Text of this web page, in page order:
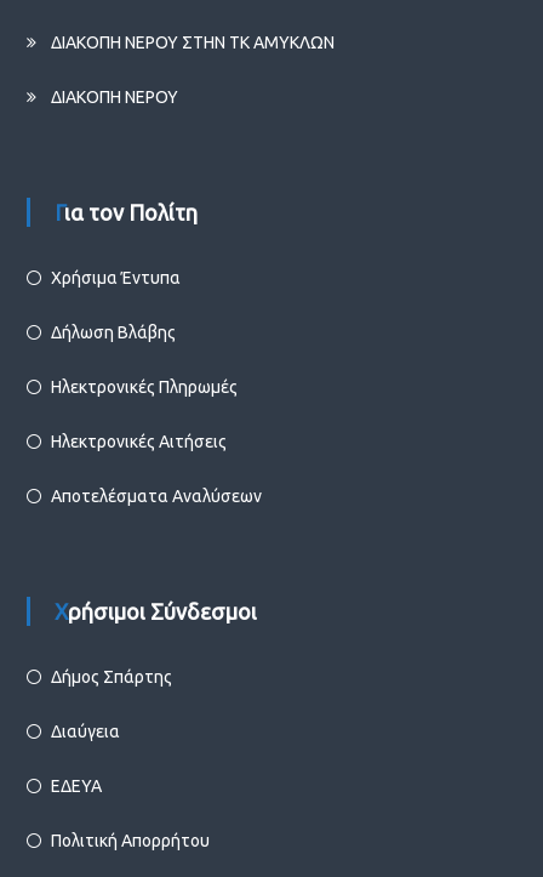
ΔΙΑΚΟΠΗ ΝΕΡΟΥ ΣΤΗΝ ΤΚ ΑΜΥΚΛΩΝ
ΔΙΑΚΟΠΗ ΝΕΡΟΥ
Για τον Πολίτη
Χρήσιμα Έντυπα
Δήλωση Βλάβης
Ηλεκτρονικές Πληρωμές
Ηλεκτρονικές Αιτήσεις
Αποτελέσματα Αναλύσεων
Χρήσιμοι Σύνδεσμοι
Δήμος Σπάρτης
Διαύγεια
ΕΔΕΥΑ
Πολιτική Απορρήτου